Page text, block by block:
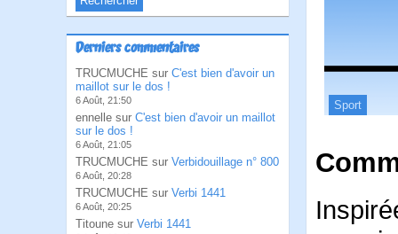
Derniers commentaires
TRUCMUCHE sur C'est bien d'avoir un
maillot sur le dos !
6 Août, 21:50
ennelle sur C'est bien d'avoir un maillot
sur le dos !
6 Août, 21:05
TRUCMUCHE sur Verbidouillage n° 800
6 Août, 20:28
TRUCMUCHE sur Verbi 1441
6 Août, 20:25
Titoune sur Verbi 1441
Sport